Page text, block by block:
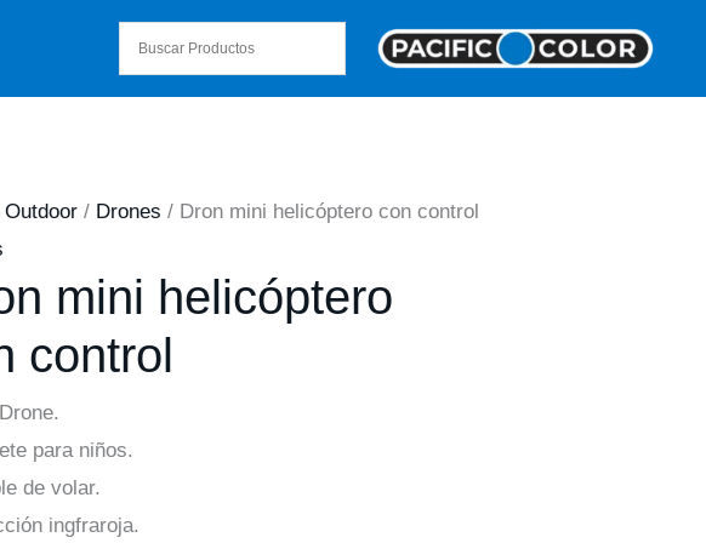
Outdoor/ Drones / Dron mini helicóptero con control
mini helicóptero
control
para niños.
de volar.
ingfraroja.